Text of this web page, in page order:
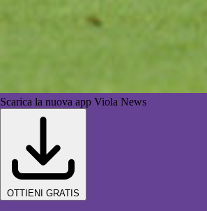
Scarica la nuova app Viola News
OTTIENI GRATIS